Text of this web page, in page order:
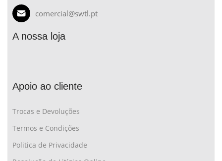
comercial@swtl.pt
A nossa loja
Apoio ao cliente
Trocas e Devoluções
Termos e Condições
Politica de Privacidade